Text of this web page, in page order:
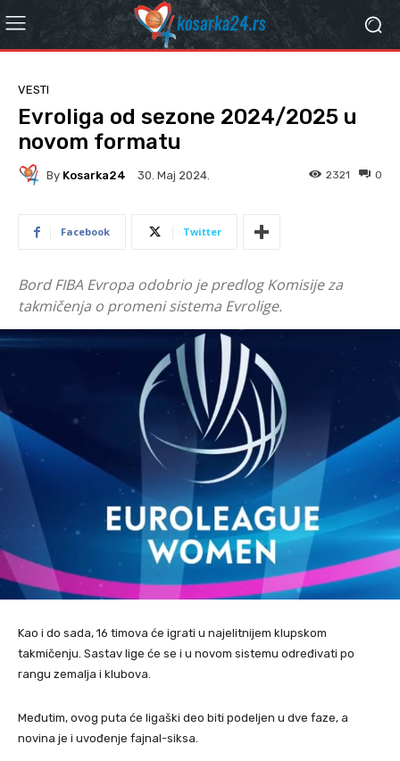
VESTI
Evroliga od sezone 2024/2025 u
novom formatu
By Kosarka24 30. Мај 2024. 0
2321
Facebook Twitter
Bord FIBA Evropa odobrio je predlog Komisije za
takmičenja o promeni sistema Evrolige.
Kao i do sada, 16 timova će igrati u najelitnijem klupskom
takmičenju. Sastav lige će se i u novom sistemu određivati po
rangu zemalja i klubova.
Međutim, ovog puta će ligaški deo biti podeljen u dve faze, a
novina je i uvođenje fajnal-siksa.